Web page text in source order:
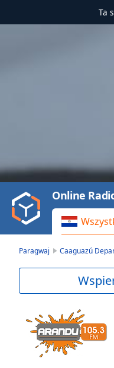
Ta
loading.
Play
Video
Play
Backward
Skip
Current
Loaded:
Online
Paragwaj Caaguazú